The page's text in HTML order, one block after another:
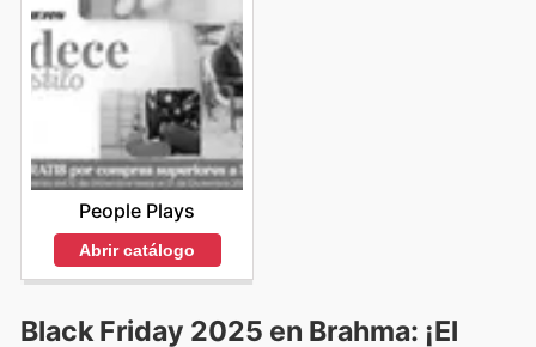
People Plays
Abrir catálogo
Black Friday 2025 en Brahma: ¡El